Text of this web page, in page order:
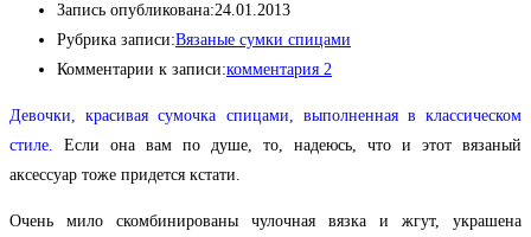
Запись опубликована:24.01.2013
Рубрика записи:Вязаные сумки спицами
Комментарии к записи:комментария 2
Девочки, красивая сумочка спицами, выполненная в классическом
стиле. Если она вам по душе, то, надеюсь, что и этот вязаный
аксессуар тоже придется кстати.
Очень мило скомбинированы чулочная вязка и жгут, украшена